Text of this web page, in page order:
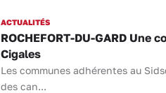
ACTUALITÉS
ROCHEFORT-DU-GARD
Cigales
Les communes adhérentes au
des can...